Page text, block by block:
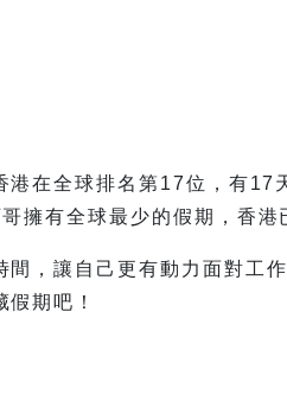
在全球排名第17位，有17
擁有全球最少的假期，香港
，讓自己更有動力面對工
期吧！